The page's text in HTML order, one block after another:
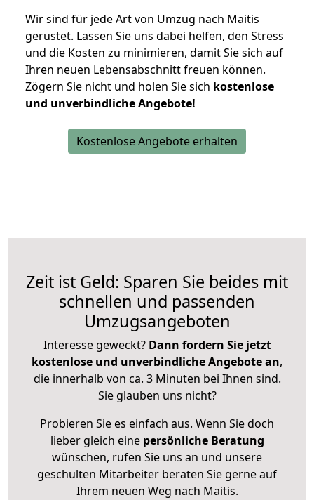
Wir sind für jede Art von Umzug nach Maitis
gerüstet. Lassen Sie uns dabei helfen, den Stress
und die Kosten zu minimieren, damit Sie sich auf
Ihren neuen Lebensabschnitt freuen können.
Zögern Sie nicht und holen Sie sich kostenlose
und unverbindliche Angebote!
Kostenlose Angebote erhalten
Zeit ist Geld: Sparen Sie beides mit
schnellen und passenden
Umzugsangeboten
Interesse geweckt? Dann fordern Sie jetzt
kostenlose und unverbindliche Angebote an,
die innerhalb von ca. 3 Minuten bei Ihnen sind.
Sie glauben uns nicht?
Probieren Sie es einfach aus. Wenn Sie doch
lieber gleich eine persönliche Beratung
wünschen, rufen Sie uns an und unsere
geschulten Mitarbeiter beraten Sie gerne auf
Ihrem neuen Weg nach Maitis.